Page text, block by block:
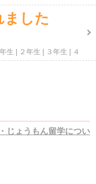
ました
生 ２年生 ３年生
４
じょうもん留学につい